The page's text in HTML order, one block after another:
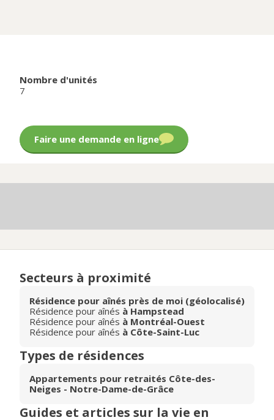
Nombre d'unités
7
Faire une demande en ligne
Secteurs à proximité
Résidence pour aînés près de moi (géolocalisé)
Résidence pour aînés à Hampstead
Résidence pour aînés à Montréal-Ouest
Résidence pour aînés à Côte-Saint-Luc
Types de résidences
Appartements pour retraités Côte-des-
Neiges - Notre-Dame-de-Grâce
Guides et articles sur la vie en